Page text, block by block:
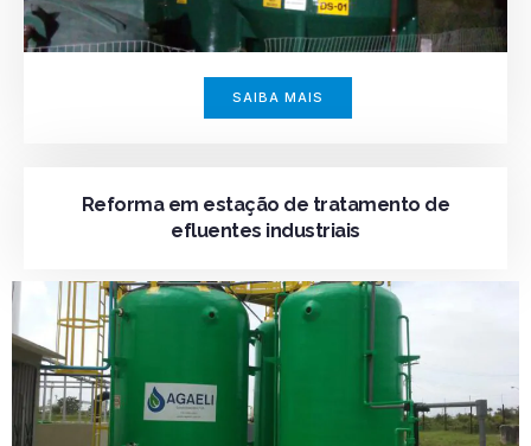
SAIBA MAIS
Reforma em estação de tratamento de
efluentes industriais